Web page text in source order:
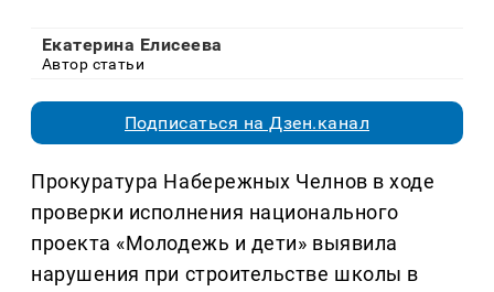
Екатерина Елисеева
Автор статьи
Подписаться на Дзен.канал
Прокуратура Набережных Челнов в ходе
проверки исполнения национального
проекта «Молодежь и дети» выявила
нарушения при строительстве школы в